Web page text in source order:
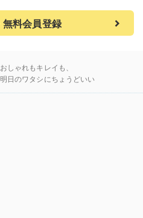
無料会員登録
おしゃれもキレイも、
明日のワタシにちょうどいい